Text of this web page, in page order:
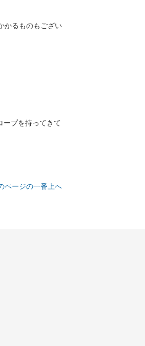
かるものもござい
ープを持ってきて
ページの一番上へ